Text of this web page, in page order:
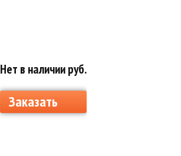
Нет в наличии руб.
Заказать